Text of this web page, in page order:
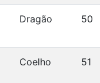
Dragão 50
Coelho 51